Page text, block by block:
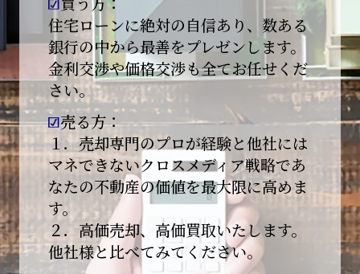
【新年あけましておめでとうございます】
本日より始業いたしました。
昨年は多くのご縁とご支援をいただき、心より
感謝申し上げます。
本年も地域に根ざし、誠実な仕事を積み重ねて
参ります。
引き続きどうぞよろしくお願いいたします。
2025-12-20
【年末年始休業のお知らせ】
住宅ローンに絶対の自信あり、数ある
銀行の中から最善をプレゼンします。
金利交渉や価格交渉も全てお任せくだ
さい。
売る方：
１．売却専門のプロが経験と他社には
マネできないクロスメディア戦略であ
なたの不動産の価値を最大限に高めま
す。
２．高価売却、高価買取いたします。
他社様と比べてみてください。